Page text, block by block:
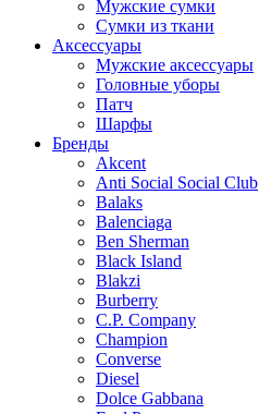
Мужские сумки
Сумки из ткани
Аксессуары
Мужские аксессуары
Головные уборы
Патч
Шарфы
Бренды
Akcent
Anti Social Social Club
Balaks
Balenciaga
Ben Sherman
Black Island
Blakzi
Burberry
C.P. Company
Champion
Converse
Diesel
Dolce Gabbana